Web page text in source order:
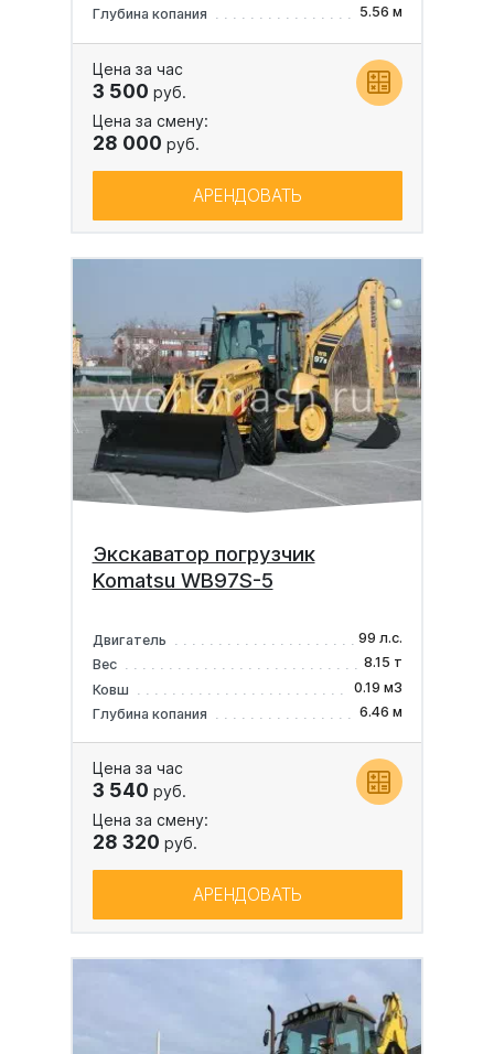
Глубина копания 5.56 м
Цена за час
3 500 руб.
Цена за смену:
28 000 руб.
АРЕНДОВАТЬ
Экскаватор погрузчик
Komatsu WB97S-5
Двигатель
99 л.с.
Вес
8.15 т
Ковш
0.19 м3
Глубина копания
6.46 м
Цена за час
3 540 руб.
Цена за смену:
28 320 руб.
АРЕНДОВАТЬ